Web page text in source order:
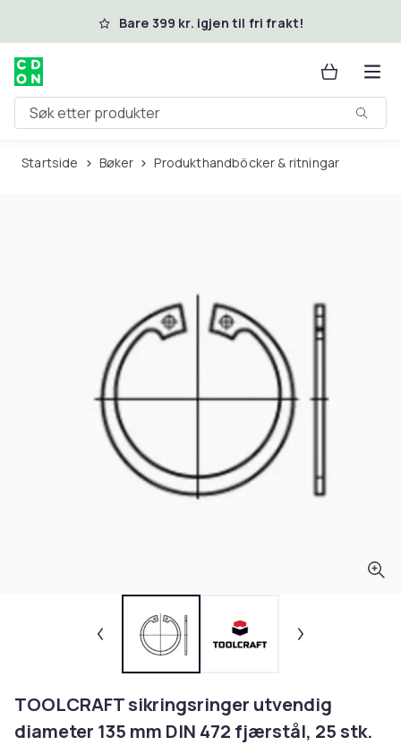
Hopp til hovedinnholdBare 399 kr. igjen til fri frakt!
Søk etter produkter
Startside Bøker Produkthandböcker & ritningar
TOOLCRAFT sikringsringer utvendig
diameter 135 mm DIN 472 fjærstål, 25 stk.